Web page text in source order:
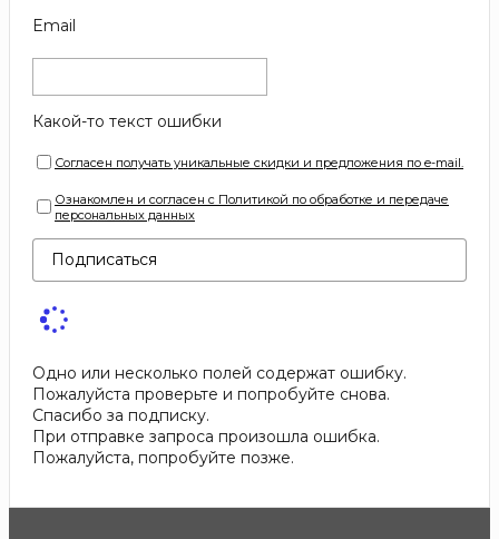
Email
Какой-то текст ошибки
Согласен получать уникальные скидки и предложения по e-mail.
Ознакомлен и согласен с Политикой по обработке и передаче
персональных данных
Подписаться
Одно или несколько полей содержат ошибку.
Пожалуйста проверьте и попробуйте снова.
Спасибо за подписку.
При отправке запроса произошла ошибка.
Пожалуйста, попробуйте позже.